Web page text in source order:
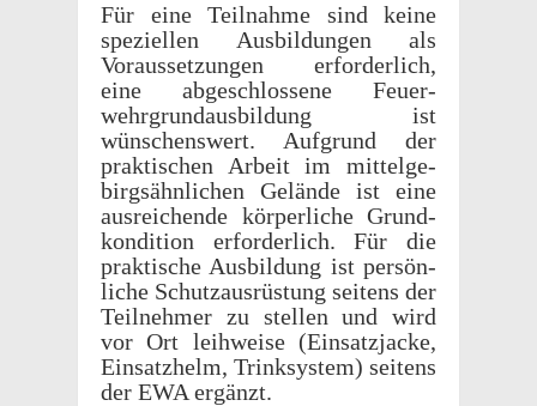
Für eine Teil­nahme sind keine
speziellen Ausbil­dun­gen als
Voraus­set­zun­gen erforder­lich,
eine abgeschlossene Feuer­
wehrgrun­daus­bil­dung ist
wünschenswert. Aufgrund der
prak­tis­chen Arbeit im mittel­ge­
birgsähn­lichen Gelände ist eine
ausre­ichende körper­liche Grund­
kon­di­tion erforder­lich. Für die
prak­tis­che Ausbil­dung ist persön­
liche Schutzaus­rüs­tung seit­ens der
Teil­nehmer zu stellen und wird
vor Ort leih­weise (Einsatz­jacke,
Einsatzhelm, Trinksys­tem) seit­ens
der EWA ergänzt.